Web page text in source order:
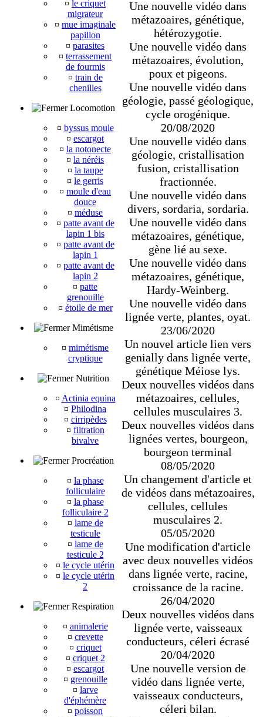
¤ le criquet
migrateur
¤ mue imaginale
papillon
¤ parasites
¤ terrassement
de fourmis
¤ train de
chenilles
Locomotion
¤ byssus moule
¤ escargot
¤ la notonecte
¤ la néréis
¤ la taupe
¤ le gerris
¤ moule d'eau
douce
¤ méduse
¤ patte avant de
lapin 1 bis
¤ patte avant de
lapin 1
¤ patte avant de
lapin 2
¤ patte
grenouille
¤ étoile de mer
Mimétisme
¤ mimétisme
cryptique
Nutrition
¤ Actinia equina
¤ Philodina
¤ cirripèdes
¤ filtration
bivalve
Procréation
¤ la phase
folliculaire
¤ la phase
folliculaire 2
¤ lame de
testicule
¤ lame de
testicule 2
¤ le cycle utérin
¤ le cycle utérin
2
Respiration
¤ animalerie
¤ crevette
¤ criquet
¤ criquet 2
¤ escargot
¤ grenouille
¤ larve
d'éphémère
¤ poisson
Une nouvelle vidéo dans
métazoaires, génétique,
hétérozygotie.
Une nouvelle vidéo dans
métazoaires, évolution,
poux et pigeons.
Une nouvelle vidéo dans
géologie, passé géologique,
cycle orogénique.
20/08/2020
Une nouvelle vidéo dans
géologie, cristallisation
fusion, cristallisation
fractionnée.
Une nouvelle vidéo dans
divers, sordaria, sordaria.
Une nouvelle vidéo dans
métazoaires, génétique,
gène lié au sexe.
Une nouvelle vidéo dans
métazoaires, génétique,
Hardy-Weinberg.
Une nouvelle vidéo dans
lignée verte, plantes, oyat.
23/06/2020
Un nouvel article lien vers
genially dans lignée verte,
génétique Méiose lys.
Deux nouvelles vidéos dans
métazoaires, cellules,
cellules musculaires 3.
Deux nouvelles vidéos dans
lignées vertes, bourgeon,
bourgeon terminal
08/05/2020
Un changement d'article et
de vidéos dans métazoaires,
cellules, cellules
musculaires 2.
05/05/2020
Une modification d'article
avec deux nouvelles vidéos
dans lignée verte, racine,
croissance de la racine.
26/04/2020
Deux nouvelles vidéos dans
lignée verte, vaisseaux
conducteurs, céleri écrasé
20/04/2020
Une nouvelle version de
vidéo dans lignée verte,
vaisseaux conducteurs,
céleri bilan.